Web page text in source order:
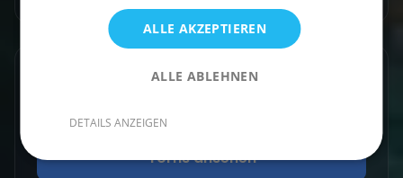
Entdecke ähnliche Törns
Finde deinen perfekten Segeltörn
Törns ansehen
ALLE AKZEPTIEREN
ALLE ABLEHNEN
DETAILS ANZEIGEN